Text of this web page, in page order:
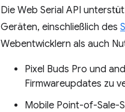
Die Web Serial API
Geräten, einschließlich des
Webentwicklern als auch
Pixel Buds Pro und
Firmwareupdates zu
Mobile Point-of-Sale-